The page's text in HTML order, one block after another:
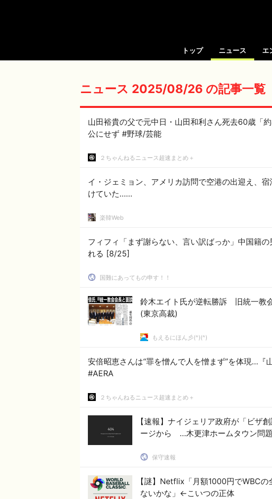
トップ ニュース エ
ニュース 2025/08/26 の記事一覧
山田裕貴の父で元中日・山田和利さん死去60歳「
公にせず #野球/芸能
２ちゃんねるニュース超速まとめ＋
イ・ジェミョン、アメリカ訪問で空港の出迎え、
けていた……
楽韓Web
フィフィ「まず謝らない、言い訳ばっか」中国籍
れる [8/25]
国難にあってもの申す！！
鈴木エイト氏が逆転勝訴 旧統一教
(東京高裁)
もえるにほん彡(^)(^)
安倍昭恵さんは“罪を憎んで人を憎まず”を体現…『
#AERA
２ちゃんねるニュース超速まとめ＋
【速報】ナイジェリア政府が「ビ
ージから …木更津ホームタウン問題
保守速報
【謎】Netflix「月額1000円でWBC
ないかな」←こいつの正体